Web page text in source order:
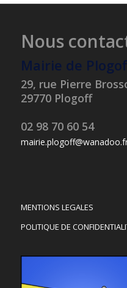
Nous
Mairie de
29, rue Pierre
29770 Plogoff
02 98 70 60 54
MENTIONS LEGALES
POLITIQUE DE